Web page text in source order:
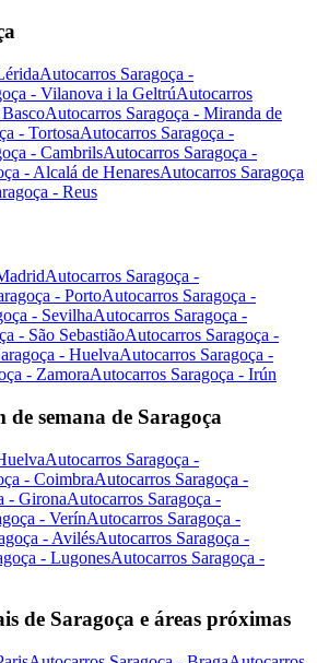
Autocarros Saragoça -
- Vilanova i la GeltrúAutocarros
Autocarros Saragoça - Miranda de
- TortosaAutocarros Saragoça -
- CambrilsAutocarros Saragoça -
- Alcalá de HenaresAutocarros Saragoça
- Reus
Autocarros Saragoça -
- PortoAutocarros Saragoça -
- SevilhaAutocarros Saragoça -
- São SebastiãoAutocarros Saragoça -
- HuelvaAutocarros Saragoça -
- ZamoraAutocarros Saragoça - Irún
de semana de Saragoça
Autocarros Saragoça -
- CoimbraAutocarros Saragoça -
- GironaAutocarros Saragoça -
- VerínAutocarros Saragoça -
- AvilésAutocarros Saragoça -
- LugonesAutocarros Saragoça -
de Saragoça e áreas próximas